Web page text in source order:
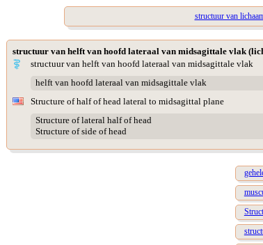
structuur van
structuur van helft van hoofd lateraal van midsagittale vlak
structuur van helft van hoofd lateraal van midsagittale vlak
helft van hoofd lateraal van midsagittale vlak
Structure of half of head lateral to midsagittal plane
Structure of lateral half of head
Structure of side of head